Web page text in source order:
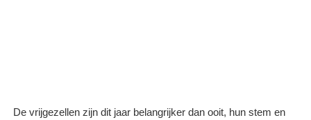
De vrijgezellen zijn dit jaar belangrijker dan ooit, hun stem en